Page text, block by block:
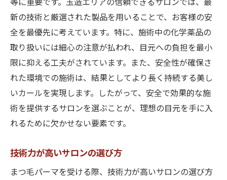
等に重要です。玉造エリアの信頼できるサロンでは、最
新の技術と厳選された製品を用いることで、お客様の安
全を最優先に考えています。特に、施術中の化学薬品の
取り扱いには細心の注意が払われ、目元への負担を最小
限に抑える工夫がされています。また、安全性が確保さ
れた環境での施術は、結果としてより長く持続する美し
いカールを実現します。したがって、安全で効果的な施
術を提供するサロンを選ぶことが、理想の目元を手に入
れるために欠かせない要素です。
技術力が高いサロンの選び方
まつ毛パーマを受ける際、技術力が高いサロンの選び方